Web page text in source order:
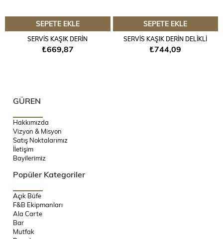
SEPETE EKLE
SERVİS KAŞIK DERİN
₺669,87
SEPETE EKLE
SERVİS KAŞIK DERİN DELİKLİ
₺744,09
GÜREN
Hakkımızda
Vizyon & Misyon
Satış Noktalarımız
İletişim
Bayilerimiz
Popüler Kategoriler
Açık Büfe
F&B Ekipmanları
Ala Carte
Bar
Mutfak